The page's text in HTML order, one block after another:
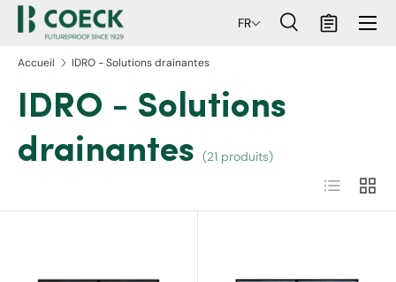
au contenu
Rechercher
FR RecherchePanier
Menu
Accueil IDRO - Solutions drainantes
IDRO - Solutions
drainantes (21 produits)
Liste Grille